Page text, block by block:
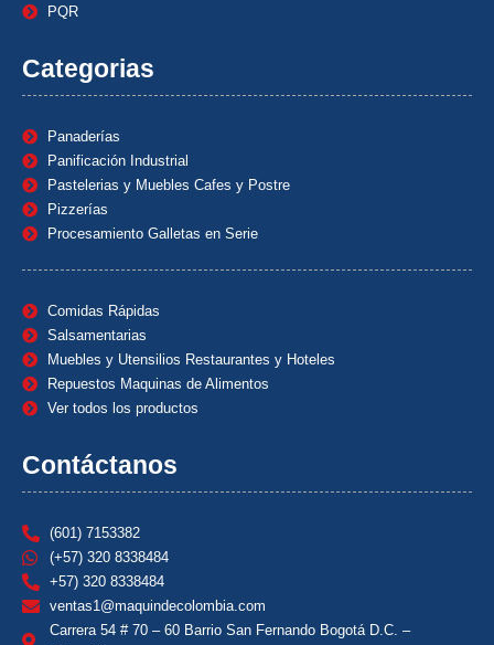
PQR
Categorias
Panaderías
Panificación Industrial
Pastelerias y Muebles Cafes y Postre
Pizzerías
Procesamiento Galletas en Serie
Comidas Rápidas
Salsamentarias
Muebles y Utensilios Restaurantes y Hoteles
Repuestos Maquinas de Alimentos
Ver todos los productos
Contáctanos
(601) 7153382
(+57) 320 8338484
+57) 320 8338484
ventas1@maquindecolombia.com
Carrera 54 # 70 – 60 Barrio San Fernando Bogotá D.C. –